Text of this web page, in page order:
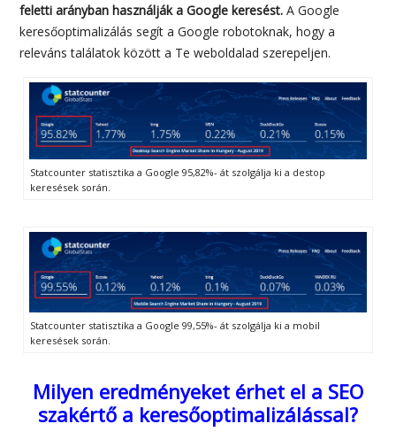
feletti arányban használják a Google keresést. A Google
keresőoptimalizálás segít a Google robotoknak, hogy a
releváns találatok között a Te weboldalad szerepeljen.
Statcounter statisztika a Google 95,82%- át szolgálja ki a destop
keresések során.
Statcounter statisztika a Google 99,55%- át szolgálja ki a mobil
keresések során.
Milyen eredményeket érhet el a SEO
szakértő a keresőoptimalizálással?